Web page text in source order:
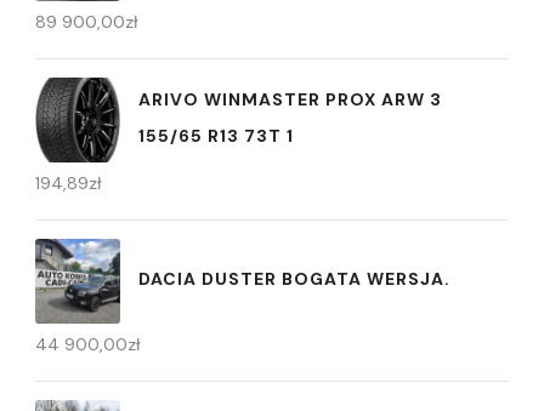
89 900,00zł
ARIVO WINMASTER PROX ARW 3
155/65 R13 73T 1
194,89zł
DACIA DUSTER BOGATA WERSJA.
44 900,00zł